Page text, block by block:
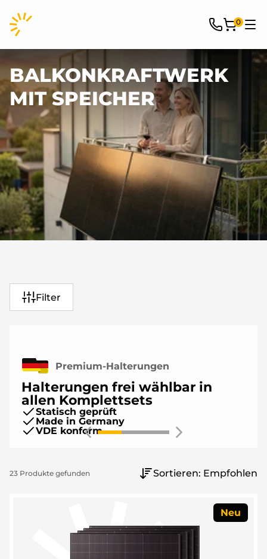
0
BALKONKRAFTWERK
MIT SPEICHER
Filter
Premium-Halterungen
Halterungen frei wählbar in
allen Komplettsets
Statisch geprüft
Made in Germany
VDE konform
FLACHDACH
23 Produkte gefunden Sortieren: Empfohlen
Neu